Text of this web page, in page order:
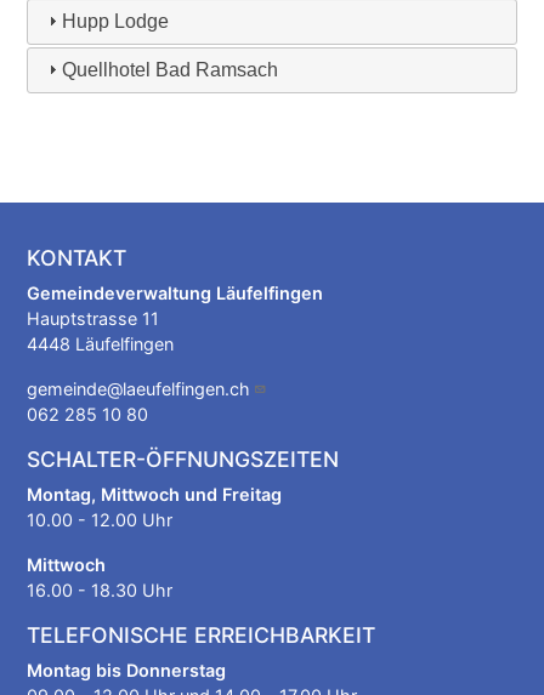
Hupp Lodge
Quellhotel Bad Ramsach
KONTAKT
Gemeindeverwaltung Läufelfingen
Hauptstrasse 11
4448 Läufelfingen
gemeinde@laeufelfingen.ch
062 285 10 80
SCHALTER-ÖFFNUNGSZEITEN
Montag, Mittwoch und Freitag
10.00 - 12.00 Uhr
Mittwoch
16.00 - 18.30 Uhr
TELEFONISCHE ERREICHBARKEIT
Montag bis Donnerstag